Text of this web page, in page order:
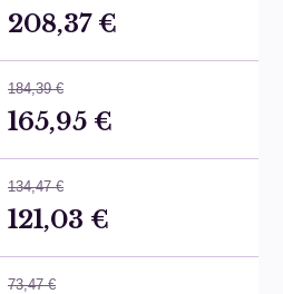
208,37 €
184,39 €
165,95 €
134,47 €
121,03 €
73,47 €